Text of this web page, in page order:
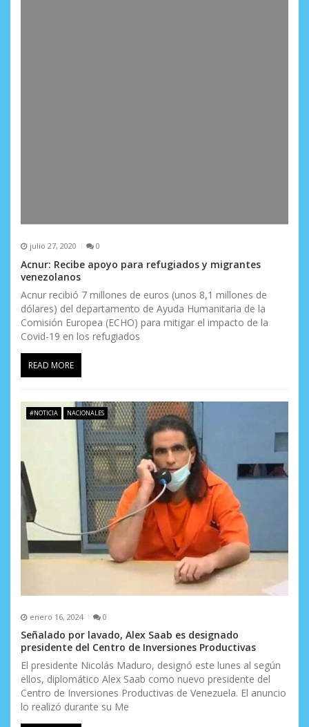
julio 27, 2020 0
Acnur: Recibe apoyo para refugiados y migrantes
venezolanos
Acnur recibió 7 millones de euros (unos 8,1 millones de
dólares) del departamento de Ayuda Humanitaria de la
Comisión Europea (ECHO) para mitigar el impacto de la
Covid-19 en los refugiados
READ MORE
#NOTICIA NACIONALES
enero 16, 2024 0
Señalado por lavado, Alex Saab es designado
presidente del Centro de Inversiones Productivas
El presidente Nicolás Maduro, designó este lunes al según
ellos, diplomático Alex Saab como nuevo presidente del
Centro de Inversiones Productivas de Venezuela. El anuncio
lo realizó durante su Me